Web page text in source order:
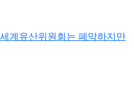
계유산위원회는 폐막하지만